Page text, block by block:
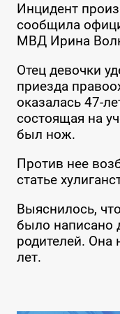
Инцидент
сообщила
МВД Ирина
Отец девочки
приезда
оказалась 47-
состоящая на
был нож.
Против нее
статье
Выяснилось,
было написано
родителей. Она
лет.